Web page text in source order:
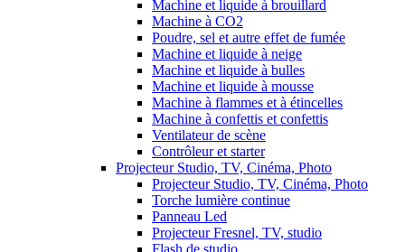
Machine et liquide à brouillard
Machine à CO2
Poudre, sel et autre effet de fumée
Machine et liquide à neige
Machine et liquide à bulles
Machine et liquide à mousse
Machine à flammes et à étincelles
Machine à confettis et confettis
Ventilateur de scène
Contrôleur et starter
Projecteur Studio, TV, Cinéma, Photo
Projecteur Studio, TV, Cinéma, Photo
Torche lumière continue
Panneau Led
Projecteur Fresnel, TV, studio
Flash de studio